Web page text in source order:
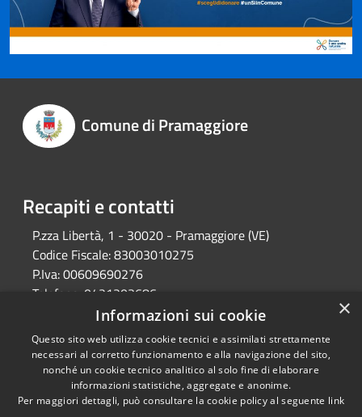
Comune di Pramaggiore
Recapiti e contatti
P.zza Libertà, 1 - 30020 - Pramaggiore (VE)
Codice Fiscale:83003010275
P.Iva:00609690276
Telefono: 0421203686
protocollo@comune.pramaggiore.ve.it
Pec:
protocollo.comune.pramaggiore.ve@pecveneto.it
Accessibilità
Copyright © 2026 • Comune di
Pramaggiore • Powered by
×
Informazioni sui cookie
Questo sito web utilizza cookie tecnici e assimilati strettamente
necessari al corretto funzionamento e alla navigazione del sito,
nonché un cookie tecnico analitico al solo fine di elaborare
informazioni statistiche, aggregate e anonime.
Per maggiori dettagli, può consultare la cookie policy al seguente link